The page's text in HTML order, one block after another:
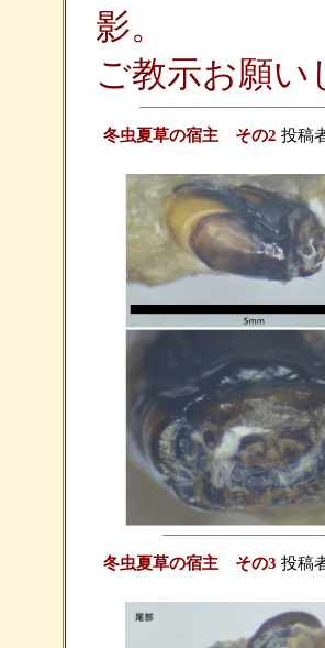
影。
ご教示お願い
冬虫夏草の宿主 その2 投稿
冬虫夏草の宿主 その3 投稿